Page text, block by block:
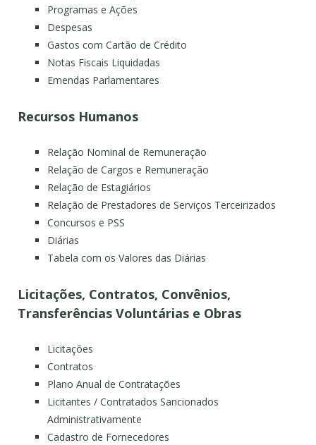
Programas e Ações
Despesas
Gastos com Cartão de Crédito
Notas Fiscais Liquidadas
Emendas Parlamentares
Recursos Humanos
Relação Nominal de Remuneração
Relação de Cargos e Remuneração
Relação de Estagiários
Relação de Prestadores de Serviços Terceirizados
Concursos e PSS
Diárias
Tabela com os Valores das Diárias
Licitações, Contratos, Convênios,
Transferências Voluntárias e Obras
Licitações
Contratos
Plano Anual de Contratações
Licitantes / Contratados Sancionados
Administrativamente
Cadastro de Fornecedores